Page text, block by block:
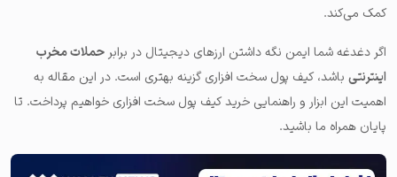
کمک می‌کند.
اگر دغدغه شما ایمن نگه داشتن ارزهای دیجیتال در برابر حملات مخرب
اینترنتی باشد، کیف پول سخت افزاری گزینه بهتری است. در این مقاله به
اهمیت این ابزار و راهنمایی خرید کیف پول سخت افزاری خواهیم پرداخت. تا
پایان همراه ما باشید.